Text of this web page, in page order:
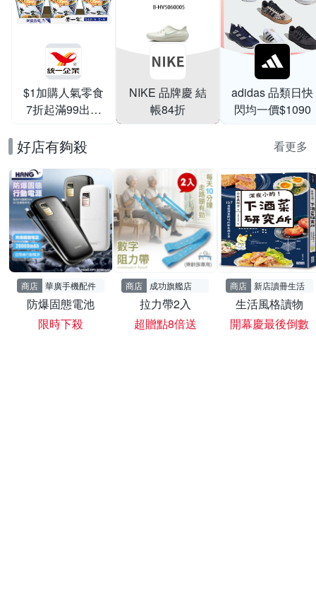
$1加購人氣零食
7折起滿99出貨
NIKE 品牌慶 結
帳84折
adidas 品類日快
閃均一價$1090
好店有夠殺 看更多
商店 華廣手機配件
防爆固態電池
限時下殺
商店 成功旗艦店
拉力帶2入
超贈點8倍送
商店 新店讀冊生活
生活風格讀物
開幕慶最後倒數